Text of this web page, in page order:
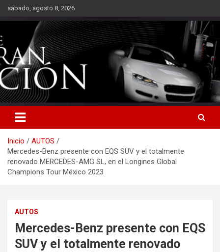
Saltarsábado, agosto 8, 2026
Inicio
AUTOS
Mercedes-Benz presente con EQS SUV y el totalmente
renovado MERCEDES-AMG SL, en el Longines Global
Champions Tour México 2023
AUTOS
Mercedes-Benz presente con EQS
SUV y el totalmente renovado